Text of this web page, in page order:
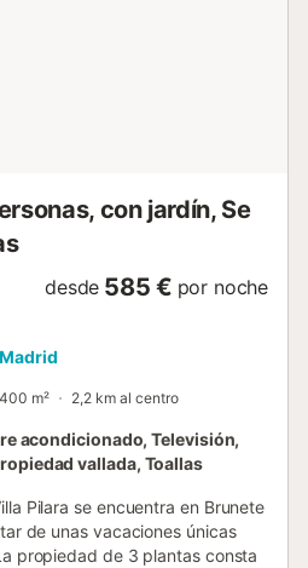
con jardín, Se
desde 585 € por noche
400 m² 2,2 km al centro
acondicionado, Televisión,
vallada, Toallas
Pilara se encuentra en Brunete
de unas vacaciones únicas
propiedad de 3 plantas consta